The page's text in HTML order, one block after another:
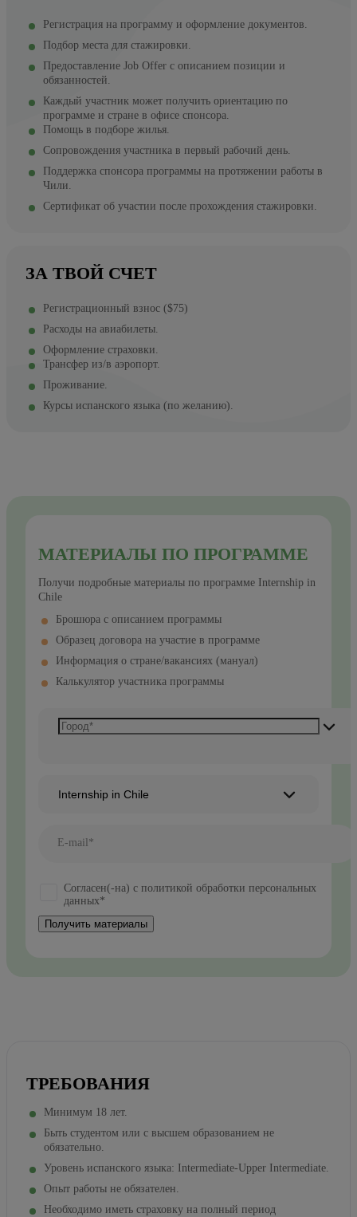
Регистрация на программу и оформление документов.
Подбор места для стажировки.
Предоставление Job Offer с описанием позиции и
обязанностей.
Каждый участник может получить ориентацию по
программе и стране в офисе спонсора.
Помощь в подборе жилья.
Сопровождения участника в первый рабочий день.
Поддержка спонсора программы на протяжении работы в
Чили.
Сертификат об участии после прохождения стажировки.
ЗА ТВОЙ СЧЕТ
Регистрационный взнос ($75)
Расходы на авиабилеты.
Оформление страховки.
Трансфер из/в аэропорт.
Проживание.
Курсы испанского языка (по желанию).
МАТЕРИАЛЫ ПО ПРОГРАММЕ
Получи подробные материалы по программе Internship in
Chile
Брошюра с описанием программы
Образец договора на участие в программе
Информация о стране/вакансиях (мануал)
Калькулятор участника программы
Internship in Chile
E-mail*
Согласен(-на) с политикой обработки персональных
данных*
Получить материалы
ТРЕБОВАНИЯ
Минимум 18 лет.
Быть студентом или с высшем образованием не
обязательно.
Уровень испанского языка: Intermediate-Upper Intermediate.
Опыт работы не обязателен.
Необходимо иметь страховку на полный период